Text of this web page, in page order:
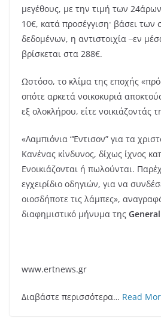
μεγέθους, με την τιμή των
10€, κατά προσέγγιση· βάσει των
δεδομένων, η αντιστοιχία ‒εν
βρίσκεται στα 288€.
Ωστόσο, το κλίμα της εποχής
οπότε αρκετά νοικοκυριά
εξ ολοκλήρου, είτε νοικιάζοντάς
«Λαμπιόνια “Έντισον” για τα
Κανένας κίνδυνος, δίχως ίχνος
Ενοικιάζονται ή πωλούνται.
εγχειρίδιο οδηγιών, για να
οιοσδήποτε τις λάμπες»,
διαφημιστικό μήνυμα της
www.ertnews.gr
Διαβάστε περισσότερα… Read